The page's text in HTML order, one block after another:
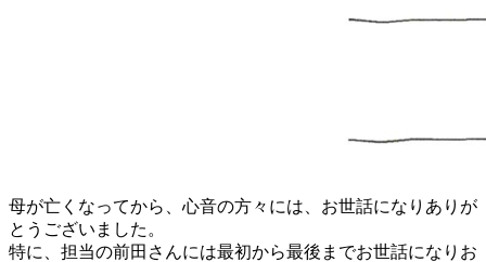
母が亡くなってから、心音の方々には、お世話になりありが
とうございました。
特に、担当の前田さんには最初から最後までお世話になりお